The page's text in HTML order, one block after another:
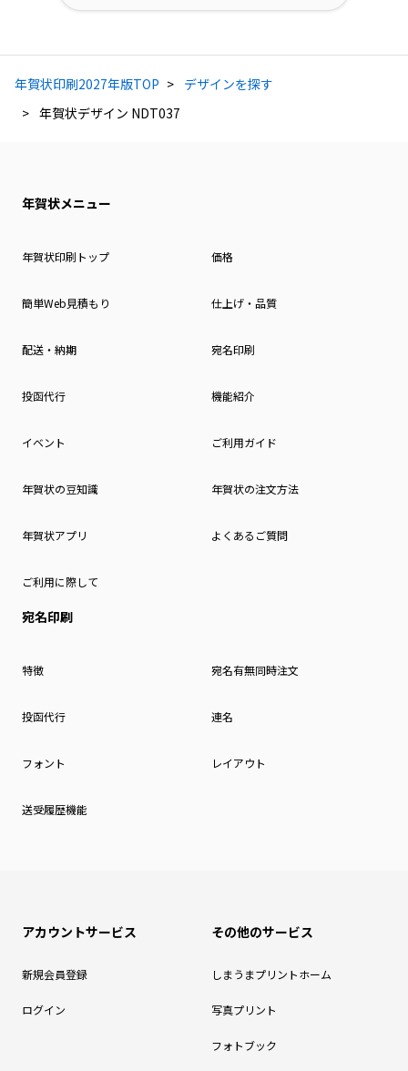
年賀状印刷2027年版TOP
デザインを探す
年賀状デザイン NDT037
年賀状メニュー
年賀状印刷トップ 価格
簡単Web見積もり 仕上げ・品質
配送・納期 宛名印刷
投函代行 機能紹介
イベント ご利用ガイド
年賀状の豆知識 年賀状の注文方法
年賀状アプリ よくあるご質問
ご利用に際して
宛名印刷
特徴 宛名有無同時注文
投函代行 連名
フォント レイアウト
送受履歴機能
アカウントサービス
新規会員登録
ログイン
その他のサービス
しまうまプリントホーム
写真プリント
フォトブック